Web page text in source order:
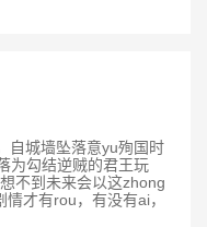
自城墙坠落意yu殉国时
为勾结逆贼的君王玩
不到未来会以这zhong
才有rou，有没有ai，